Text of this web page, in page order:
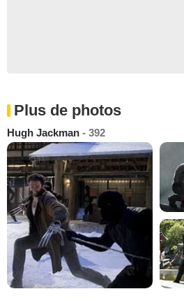
Plus de photos
Hugh Jackman - 392